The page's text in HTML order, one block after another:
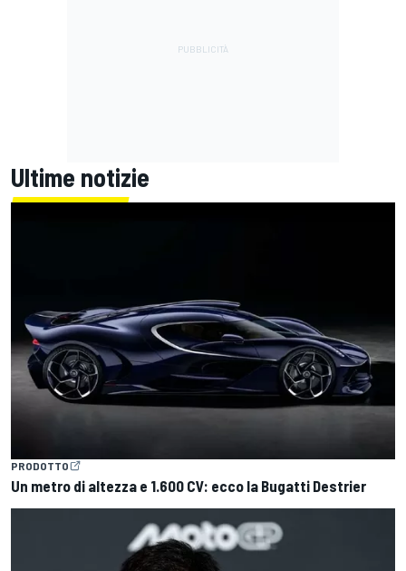
Ultime notizie
PRODOTTO
Un metro di altezza e 1.600 CV: ecco la Bugatti Destrier